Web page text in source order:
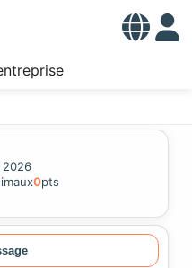
2026
0pts